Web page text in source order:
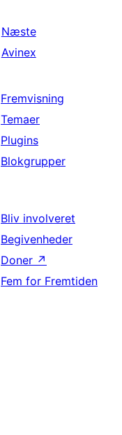
Næste
Avinex
Fremvisning
Temaer
Plugins
Blokgrupper
Bliv involveret
Begivenheder
Doner ↗
Fem for Fremtiden